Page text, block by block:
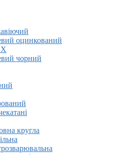
оцинкований
чорний
кругла